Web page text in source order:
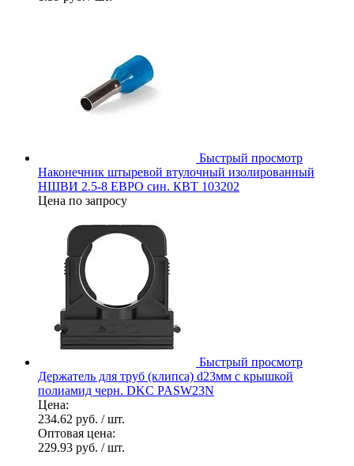
Быстрый просмотр
Наконечник штыревой втулочный изолированный
НШВИ 2.5-8 ЕВРО син. КВТ 103202
Цена по запросу
Быстрый просмотр
Держатель для труб (клипса) d23мм с крышкой
полиамид черн. DKC PASW23N
Цена:
234.62 руб. / шт.
Оптовая цена:
229.93 руб. / шт.